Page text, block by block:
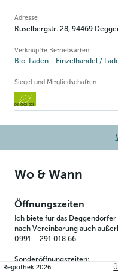
Betriebsinformation
Adresse
Ruselbergstr. 28, 94469
Verknüpfte Betriebsarten
Bio-Laden Einzelhandel /
Siegel und Mitgliedschaften
DE-ÖKO-003
Wo & Wann
Öffnungszeiten
Ich biete für das
nach Vereinbarung auch
0991 – 291 018 66
Sonderöffnungszeiten:
Donnerstag, 23.12.2021:
Regiothek2026